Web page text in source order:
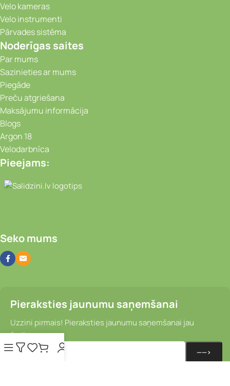
Velo kameras
Velo instrumenti
Pārvades sistēma
Noderīgas saites
Par mums
Sazinieties ar mums
Piegāde
Preču atgriešana
Maksājumu informācija
Blogs
Argon 18
Velodarbnīca
Pieejams:
Video novērošanas kameras, Portatīvie
Seko mums
Pieraksties jaunumu saņemšanai
Uzzini pirmais! Pieraksties jaunumu saņemšanai jau
šodien.